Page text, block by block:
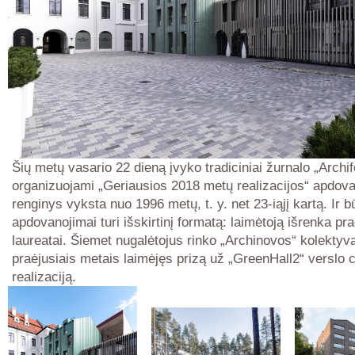
Šių metų vasario 22 dieną įvyko tradiciniai žurnalo
organizuojami „Geriausios 2018 metų realizacijos“
renginys vyksta nuo 1996 metų, t. y. net 23-iąjį kartą. Ir
apdovanojimai turi išskirtinį formatą: laimėtoją išrenka
laureatai. Šiemet nugalėtojus rinko „Archinovos“
praėjusiais metais laimėjęs prizą už „GreenHall2“ verslo
realizaciją.